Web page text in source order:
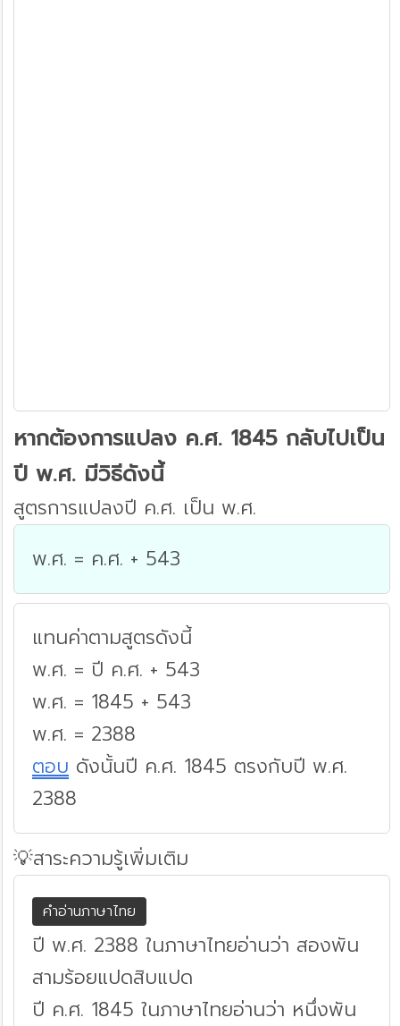
หากต้องการแปลง ค.ศ. 1845 กลับไปเป็น
ปี พ.ศ. มีวิธีดังนี้
สูตรการแปลงปี ค.ศ. เป็น พ.ศ.
พ.ศ. = ค.ศ. + 543
แทนค่าตามสูตรดังนี้
พ.ศ. = ปี ค.ศ. + 543
พ.ศ. = 1845 + 543
พ.ศ. = 2388
ตอบ ดังนั้นปี ค.ศ. 1845 ตรงกับปี พ.ศ.
2388
💡สาระความรู้เพิ่มเติม
คำอ่านภาษาไทย
ปี พ.ศ. 2388 ในภาษาไทยอ่านว่า สองพัน
สามร้อยแปดสิบแปด
ปี ค.ศ. 1845 ในภาษาไทยอ่านว่า หนึ่งพัน